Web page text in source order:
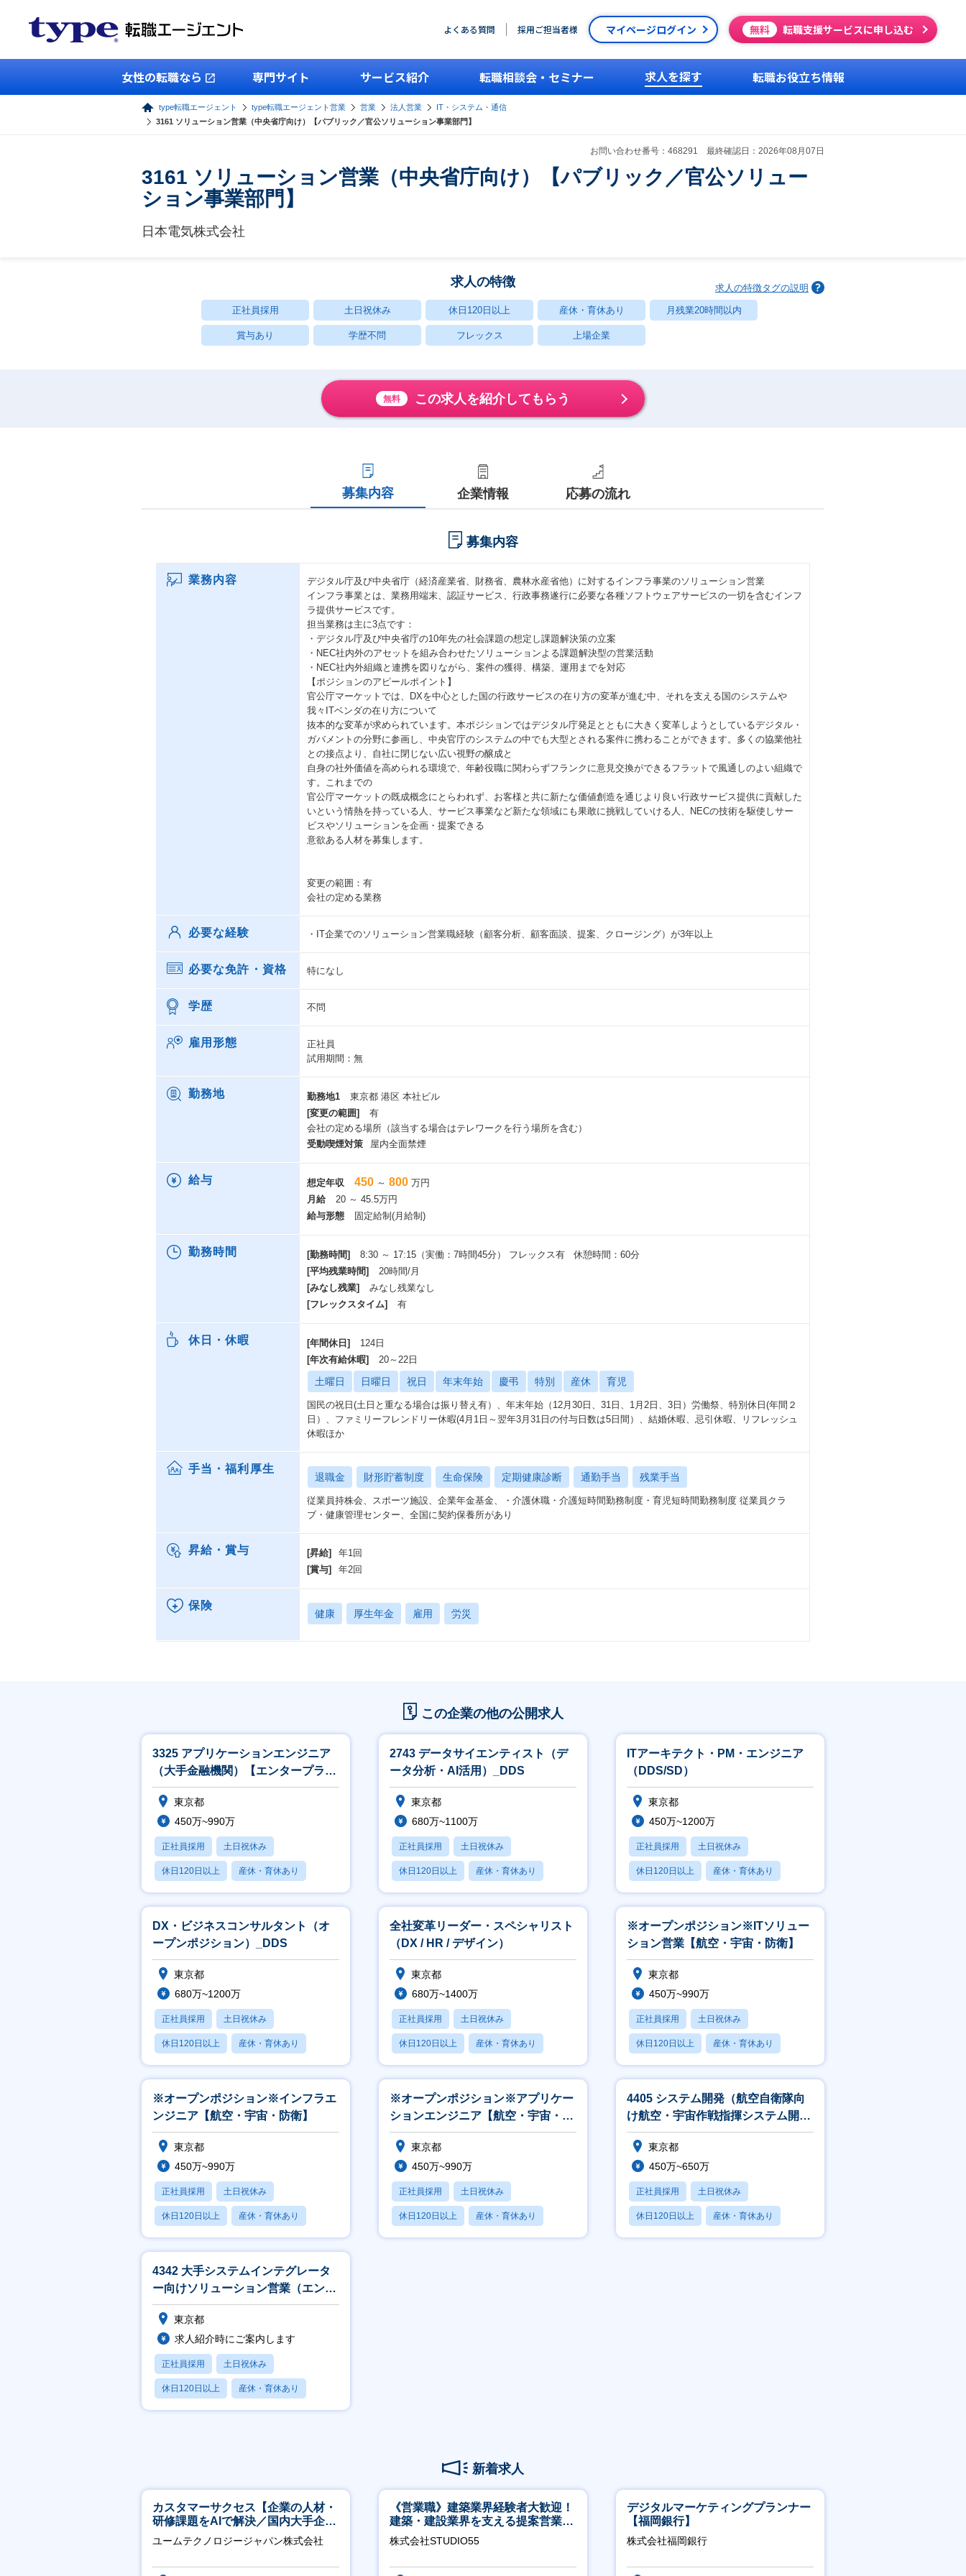
よくある質問 採用ご担当者様 マイページログイン 無料 転職支援サービスに申し込む
女性の転職なら 専門サイト サービス紹介 転職相談会・セミナー 求人を探す 転職お役立ち情報
type転職エージェント type転職エージェント営業 営業 法人営業
IT・システム・通信
3161 ソリューション営業（中央省庁向け）【パブリック／官公ソリューション事業部門】
お問い合わせ番号：468291 最終確認日：2026年08月07日
3161 ソリューション営業（中央省庁向け）【パブリック／官公ソリュー
ション事業部門】
日本電気株式会社
求人の特徴 求人の特徴タグの説明
正社員採用 土日祝休み 休日120日以上 産休・育休あり 月残業20時間以内
賞与あり 学歴不問 フレックス 上場企業
無料 この求人を紹介してもらう
募集内容 企業情報 応募の流れ
募集内容
業務内容
デジタル庁及び中央省庁（経済産業省、財務省、農林水産省他）に対するインフラ事業のソリューション営業
インフラ事業とは、業務用端末、認証サービス、行政事務遂行に必要な各種ソフトウェアサービスの一切を含むインフ
ラ提供サービスです。
担当業務は主に3点です：
・デジタル庁及び中央省庁の10年先の社会課題の想定し課題解決策の立案
・NEC社内外のアセットを組み合わせたソリューションよる課題解決型の営業活動
・NEC社内外組織と連携を図りながら、案件の獲得、構築、運用までを対応
【ポジションのアピールポイント】
官公庁マーケットでは、DXを中心とした国の行政サービスの在り方の変革が進む中、それを支える国のシステムや
我々ITベンダの在り方について
抜本的な変革が求められています。本ポジションではデジタル庁発足とともに大きく変革しようとしているデジタル・
ガバメントの分野に参画し、中央官庁のシステムの中でも大型とされる案件に携わることができます。多くの協業他社
との接点より、自社に閉じない広い視野の醸成と
自身の社外価値を高められる環境で、年齢役職に関わらずフランクに意見交換ができるフラットで風通しのよい組織で
す。これまでの
官公庁マーケットの既成概念にとらわれず、お客様と共に新たな価値創造を通じより良い行政サービス提供に貢献した
いという情熱を持っている人、サービス事業など新たな領域にも果敢に挑戦していける人、NECの技術を駆使しサー
ビスやソリューションを企画・提案できる
意欲ある人材を募集します。
変更の範囲：有
会社の定める業務
必要な経験 ・IT企業でのソリューション営業職経験（顧客分析、顧客面談、提案、クロージング）が3年以上
必要な免許・資格 特になし
学歴 不問
雇用形態
正社員
試用期間：無
勤務地 勤務地1
東京都 港区 本社ビル
[変更の範囲]
有
会社の定める場所（該当する場合はテレワークを行う場所を含む）
受動喫煙対策
屋内全面禁煙
給与 想定年収 450 ～ 800 万円
月給
20 ～ 45.5万円
給与形態
固定給制(月給制)
勤務時間 [勤務時間]
8:30 ～ 17:15（実働：7時間45分） フレックス有 休憩時間：60分
[平均残業時間]
20時間/月
[みなし残業]
みなし残業なし
[フレックスタイム]
有
休日・休暇 [年間休日]
124日
[年次有給休暇]
20～22日
土曜日 日曜日 祝日 年末年始 慶弔 特別 産休 育児
国民の祝日(土日と重なる場合は振り替え有）、年末年始（12月30日、31日、1月2日、3日）労働祭、特別休日(年間２
日）、ファミリーフレンドリー休暇(4月1日～翌年3月31日の付与日数は5日間）、結婚休暇、忌引休暇、リフレッシュ
休暇ほか
手当・福利厚生
退職金 財形貯蓄制度 生命保険 定期健康診断 通勤手当 残業手当
従業員持株会、スポーツ施設、企業年金基金、・介護休職・介護短時間勤務制度・育児短時間勤務制度 従業員クラ
ブ・健康管理センター、全国に契約保養所があり
昇給・賞与 [昇給]
年1回
[賞与]
年2回
保険
健康 厚生年金 雇用 労災
この企業の他の公開求人
3325 アプリケーションエンジニア
（大手金融機関）【エンタープライ
ズ／金融】
東京都
450万~990万
正社員採用 土日祝休み
休日120日以上 産休・育休あり
月残業20時間以内
2743 データサイエンティスト（デ
ータ分析・AI活用）_DDS
東京都
680万~1100万
正社員採用 土日祝休み
休日120日以上 産休・育休あり
月残業20時間以内
ITアーキテクト・PM・エンジニア
（DDS/SD）
東京都
450万~1200万
正社員採用 土日祝休み
休日120日以上 産休・育休あり
月残業20時間以内
DX・ビジネスコンサルタント（オ
ープンポジション）_DDS
東京都
680万~1200万
正社員採用 土日祝休み
休日120日以上 産休・育休あり
月残業20時間以内
全社変革リーダー・スペシャリスト
（DX / HR / デザイン）
東京都
680万~1400万
正社員採用 土日祝休み
休日120日以上 産休・育休あり
月残業20時間以内
※オープンポジション※ITソリュー
ション営業【航空・宇宙・防衛】
東京都
450万~990万
正社員採用 土日祝休み
休日120日以上 産休・育休あり
月残業20時間以内
※オープンポジション※インフラエ
ンジニア【航空・宇宙・防衛】
東京都
450万~990万
正社員採用 土日祝休み
休日120日以上 産休・育休あり
月残業20時間以内
※オープンポジション※アプリケー
ションエンジニア【航空・宇宙・防
衛】
東京都
450万~990万
正社員採用 土日祝休み
休日120日以上 産休・育休あり
月残業20時間以内
4405 システム開発（航空自衛隊向
け航空・宇宙作戦指揮システム開
発）
東京都
450万~650万
正社員採用 土日祝休み
休日120日以上 産休・育休あり
月残業20時間以内
4342 大手システムインテグレータ
ー向けソリューション営業（エンド
ユーザ：官公庁他）_TS
東京都
求人紹介時にご案内します
正社員採用 土日祝休み
休日120日以上 産休・育休あり
賞与あり
新着求人
カスタマーサクセス【企業の人材・
研修課題をAIで解決／国内大手企業
約3万社導入／フレックス可】
ユームテクノロジージャパン株式会社
《営業職》建築業界経験者大歓迎！
建築・建設業界を支える提案営業職
│年休125日◎フレックス
株式会社STUDIO55
デジタルマーケティングプランナー
【福岡銀行】
株式会社福岡銀行